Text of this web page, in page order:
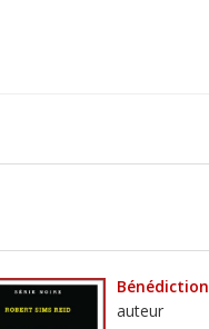
Bénédiction
auteur